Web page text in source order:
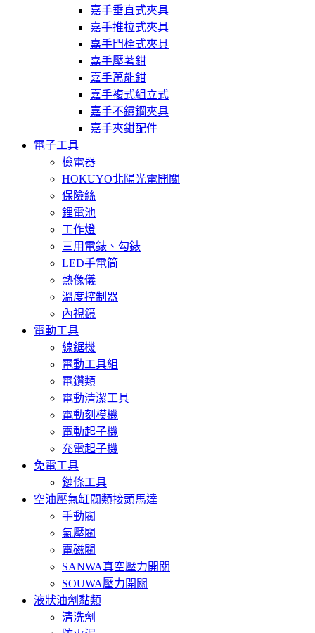
嘉手垂直式夾具
嘉手推拉式夾具
嘉手門栓式夾具
嘉手壓著鉗
嘉手萬能鉗
嘉手複式組立式
嘉手不鏽鋼夾具
嘉手夾鉗配件
電子工具
檢電器
HOKUYO北陽光電開關
保險絲
鋰電池
工作燈
三用電錶、勾錶
LED手電筒
熱像儀
溫度控制器
內視鏡
電動工具
線鋸機
電動工具組
電鑽類
電動清潔工具
電動刻模機
電動起子機
充電起子機
免電工具
鏈條工具
空油壓氣缸閥類接頭馬達
手動閥
氣壓閥
電磁閥
SANWA真空壓力開關
SOUWA壓力開關
液狀油劑黏類
清洗劑